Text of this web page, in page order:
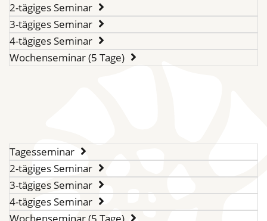
2-tägiges Seminar
3-tägiges Seminar
4-tägiges Seminar
Wochenseminar (5 Tage)
Tagesseminar
2-tägiges Seminar
3-tägiges Seminar
4-tägiges Seminar